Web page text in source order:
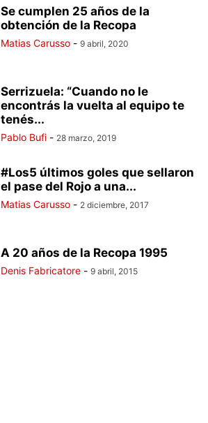
Se cumplen 25 años de la
obtención de la Recopa
Matias Carusso - 9 abril, 2020
Serrizuela: “Cuando no le
encontrás la vuelta al equipo te
tenés...
Pablo Bufi - 28 marzo, 2019
#Los5 últimos goles que sellaron
el pase del Rojo a una...
Matias Carusso - 2 diciembre, 2017
A 20 años de la Recopa 1995
Denis Fabricatore - 9 abril, 2015